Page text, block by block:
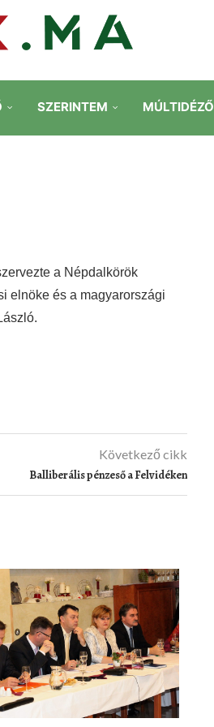
SZERINTEM MÚLTIDÉZŐ
a Népdalkörök
elnöke és a magyarországi
Következő cikk
Balliberális pénzeső a Felvidéken